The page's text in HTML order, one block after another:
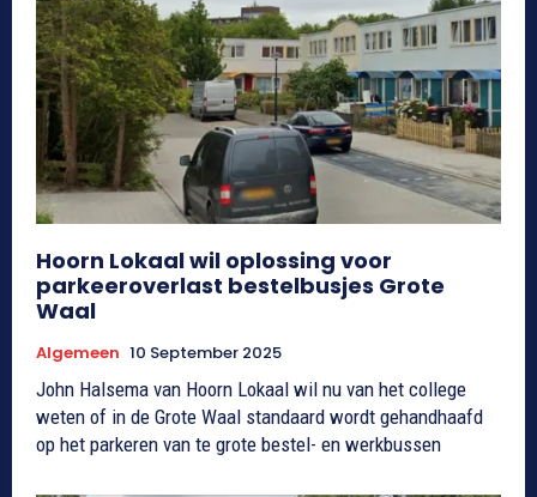
Hoorn Lokaal wil oplossing voor
parkeeroverlast bestelbusjes Grote
Waal
Algemeen 10 September 2025
John Halsema van Hoorn Lokaal wil nu van het college
weten of in de Grote Waal standaard wordt gehandhaafd
op het parkeren van te grote bestel- en werkbussen